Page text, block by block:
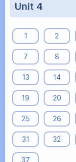
Unit 4
1 2
7 8
13 14
19 20
25 26
31 32
37